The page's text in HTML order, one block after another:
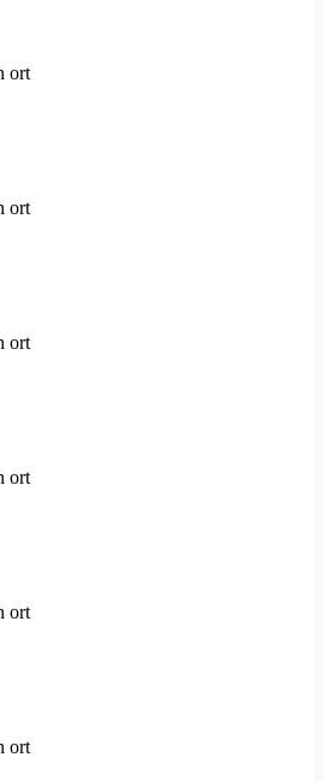
ort
ort
ort
ort
ort
ort